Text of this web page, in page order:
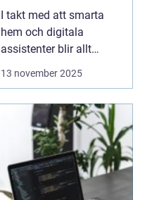
I takt med att smarta
hem och digitala
assistenter blir allt
vanligare, har artificiell
tekniska vardag. Vi
frågar AI om allt från
varför Wi-Fi:et plötsligt
kraschar till hur vi &a...
13 november 2025